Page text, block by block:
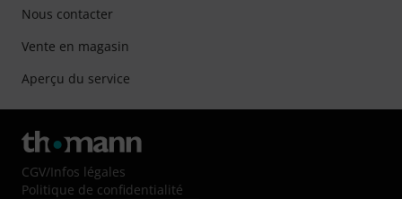
Nous contacter
Vente en magasin
Aperçu du service
CGV/Infos légales
Politique de confidentialité